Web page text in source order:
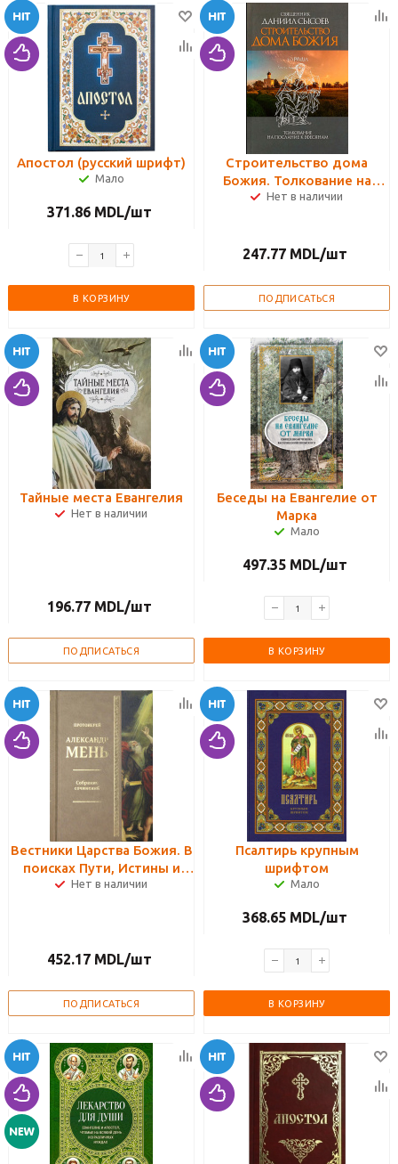
Апостол (русский шрифт)
Мало
371.86 MDL/шт
В КОРЗИНУ
Строительство дома
Божия. Толкование на
Послание апостола Павла к
Нет в наличии
247.77 MDL/шт
ПОДПИСАТЬСЯ
Тайные места Евангелия
Нет в наличии
196.77 MDL/шт
ПОДПИСАТЬСЯ
Беседы на Евангелие от
Марка
Мало
497.35 MDL/шт
В КОРЗИНУ
Вестники Царства Божия. В
поисках Пути, Истины и
Жизни. Книга 5. Собрание
Нет в наличии
452.17 MDL/шт
ПОДПИСАТЬСЯ
Псалтирь крупным
шрифтом
Мало
368.65 MDL/шт
В КОРЗИНУ